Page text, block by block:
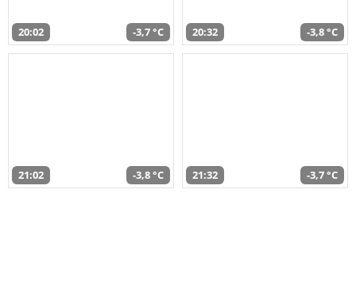
20:02 -3,7 °C 20:32 -3,8 °C
21:02 -3,8 °C 21:32 -3,7 °C